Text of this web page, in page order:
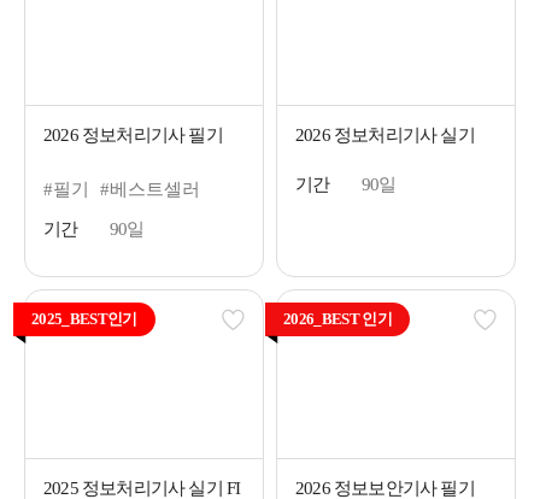
2026 정보처리기사 필기
#필기 #베스트셀러
기간 90일
2026 정보처리기사 실기
기간 90일
2025_BEST인기
2025 정보처리기사 실기 FI
2026_BEST 인기
2026 정보보안기사 필기